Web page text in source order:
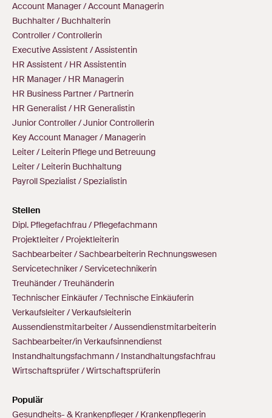
Account Manager / Account Managerin
Buchhalter / Buchhalterin
Controller / Controllerin
Executive Assistent / Assistentin
HR Assistent / HR Assistentin
HR Manager / HR Managerin
HR Business Partner / Partnerin
HR Generalist / HR Generalistin
Junior Controller / Junior Controllerin
Key Account Manager / Managerin
Leiter / Leiterin Pflege und Betreuung
Leiter / Leiterin Buchhaltung
Payroll Spezialist / Spezialistin
Stellen
Dipl. Pflegefachfrau / Pflegefachmann
Projektleiter / Projektleiterin
Sachbearbeiter / Sachbearbeiterin Rechnungswesen
Servicetechniker / Servicetechnikerin
Treuhänder / Treuhänderin
Technischer Einkäufer / Technische Einkäuferin
Verkaufsleiter / Verkaufsleiterin
Aussendienstmitarbeiter / Aussendienstmitarbeiterin
Sachbearbeiter/in Verkaufsinnendienst
Instandhaltungsfachmann / Instandhaltungsfachfrau
Wirtschaftsprüfer / Wirtschaftsprüferin
Populär
Gesundheits- & Krankenpfleger / Krankenpflegerin